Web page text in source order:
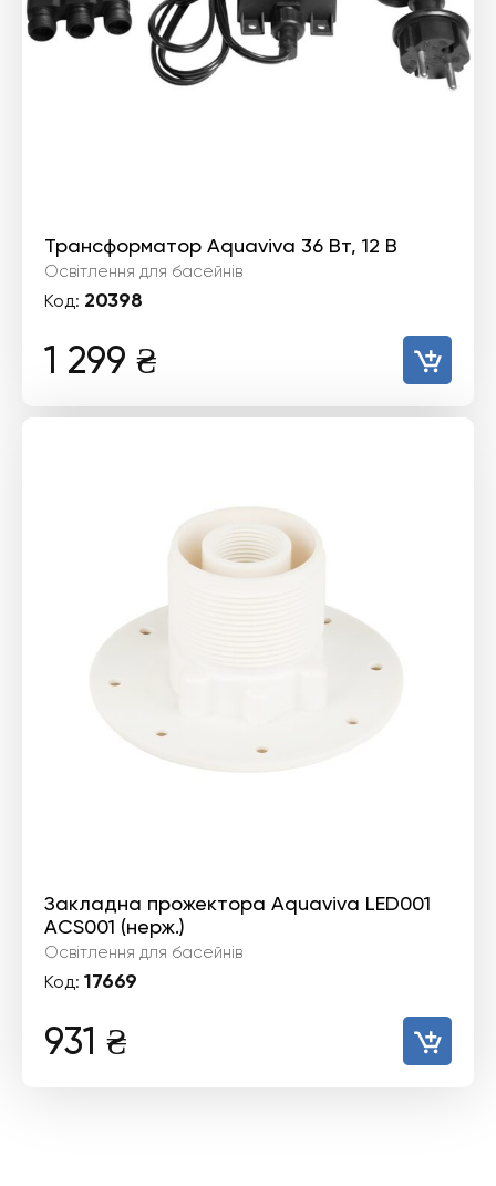
Трансформатор Aquaviva 36 Вт, 12 В
Освітлення для басейнів
Код: 20398
1 299 ₴
Закладна прожектора Aquaviva LED001
ACS001 (нерж.)
Освітлення для басейнів
Код: 17669
931 ₴